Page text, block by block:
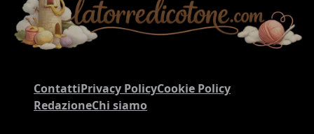
ContattiPrivacy PolicyCookie Policy
RedazioneChi siamo